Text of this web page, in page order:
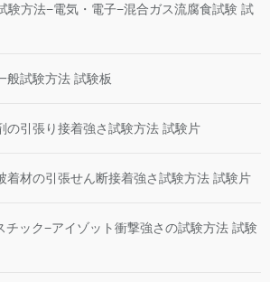
験方法−電気・電子−混合ガス流腐食試験 試
般試験方法 試験板
の引張り接着強さ試験方法 試験片
着材の引張せん断接着強さ試験方法 試験片
チック−アイゾット衝撃強さの試験方法 試験